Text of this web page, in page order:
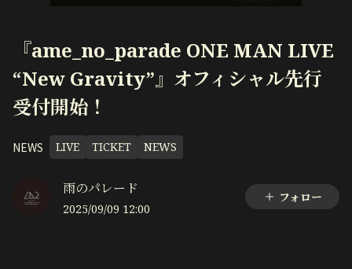
『ame_no_parade ONE MAN LIVE
“New Gravity”』オフィシャル先行
受付開始！
NEWS LIVE TICKET NEWS
雨のパレード
2025/09/09 12:00
フォロー